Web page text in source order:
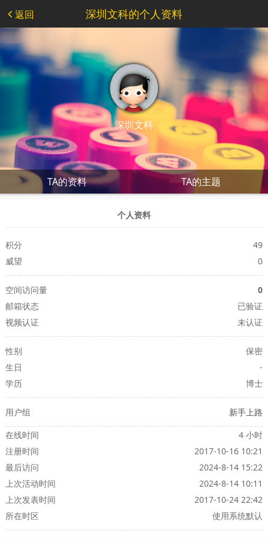
返回 深圳文科的个人资料
深圳文科
TA的资料 TA的主题
个人资料
积分
49
威望
0
空间访问量
0
邮箱状态
已验证
视频认证
未认证
性别
保密
生日
-
学历
博士
用户组
新手上路
在线时间
4 小时
注册时间
2017-10-16 10:21
最后访问
2024-8-14 15:22
上次活动时间
2024-8-14 10:11
上次发表时间
2017-10-24 22:42
所在时区
使用系统默认